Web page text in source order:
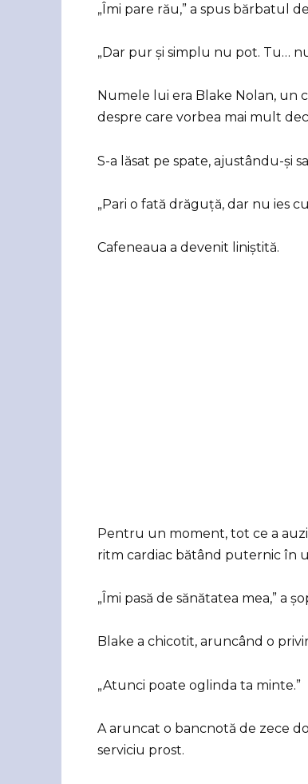
„Îmi pare rău,” a spus bărbatul
„Dar pur și simplu nu pot. Tu…
Numele lui era Blake Nolan, un
despre care vorbea mai mult
S-a lăsat pe spate, ajustându-și
„Pari o fată drăguță, dar nu ies
Cafeneaua a devenit liniștită.
Pentru un moment, tot ce a
ritm cardiac bătând puternic în
„Îmi pasă de sănătatea mea,” a
Blake a chicotit, aruncând o
„Atunci poate oglinda ta minte.”
A aruncat o bancnotă de zece
serviciu prost.